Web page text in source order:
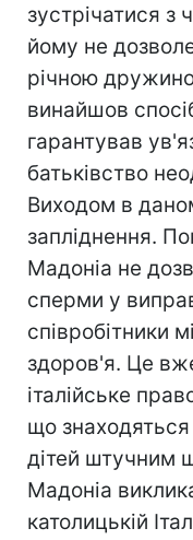
зустрічатися з
йому не
річною
винайшов
гарантував
батьківство
Виходом в
запліднення.
Мадоніа не
сперми у
співробітники
здоров'я. Це
італійське
що
дітей штучним
Мадоніа
католицькій